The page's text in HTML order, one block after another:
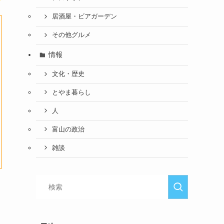
居酒屋・ビアガーデン
その他グルメ
情報
文化・歴史
とやま暮らし
人
富山の政治
雑談